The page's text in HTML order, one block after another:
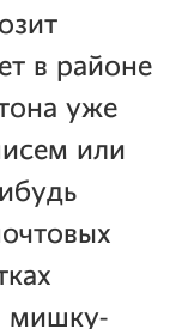
в районе
уже
или
мишку-